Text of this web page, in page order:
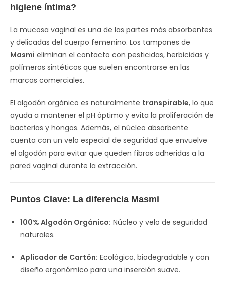
higiene íntima?
La mucosa vaginal es una de las partes más absorbentes
y delicadas del cuerpo femenino. Los tampones de
Masmi eliminan el contacto con pesticidas, herbicidas y
polímeros sintéticos que suelen encontrarse en las
marcas comerciales.
El algodón orgánico es naturalmente transpirable, lo que
ayuda a mantener el pH óptimo y evita la proliferación de
bacterias y hongos. Además, el núcleo absorbente
cuenta con un velo especial de seguridad que envuelve
el algodón para evitar que queden fibras adheridas a la
pared vaginal durante la extracción.
Puntos Clave: La diferencia Masmi
100% Algodón Orgánico: Núcleo y velo de seguridad
naturales.
Aplicador de Cartón: Ecológico, biodegradable y con
diseño ergonómico para una inserción suave.